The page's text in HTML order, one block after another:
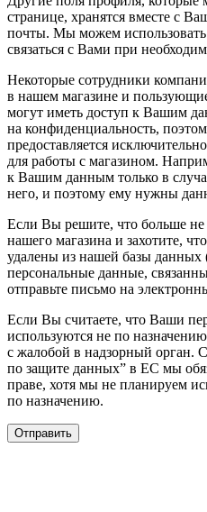
странице, хранятся вместе с
почты. Мы можем
связаться с Вами при
Некоторые сотрудники
в нашем магазине и
могут иметь доступ к Вашим
на конфиденциальность,
предоставляется
для работы с магазином.
к Вашим данным только в
него, и поэтому ему нужны
Если Вы решите, что больше не
нашего магазина и захотите,
удалены из нашей базы данных
персональные данные,
отправьте письмо на
Если Вы считаете, что Ваши
используются не по
с жалобой в надзорный орган.
по защите данных” в ЕС мы
праве, хотя мы не планируем
по назначению.
Отправить